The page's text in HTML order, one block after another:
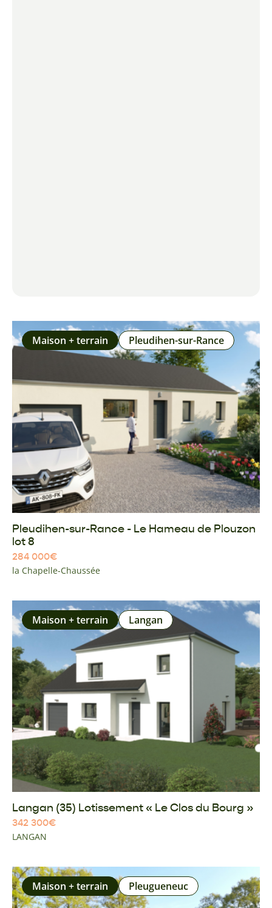
Maison + terrain Pleudihen-sur-Rance
Pleudihen-sur-Rance - Le Hameau de Plouzon
lot 8
284 000€
la Chapelle-Chaussée
Maison + terrain Langan
Langan (35) Lotissement « Le Clos du Bourg »
342 300€
LANGAN
Maison + terrain Pleugueneuc